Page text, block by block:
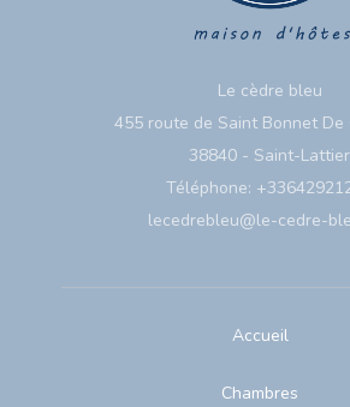
Le cèdre bleu
455 route de Saint Bonnet De
38840 - Saint-Lattier
Téléphone:
lecedrebleu@le-cedre-
Accueil
Chambres